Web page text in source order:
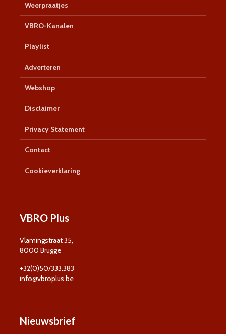
Weerpraatjes
VBRO-Kanalen
Playlist
Adverteren
Webshop
Disclaimer
Privacy Statement
Contact
Cookieverklaring
VBRO Plus
Vlamingstraat 35,
8000 Brugge
+32(0)50/333.383
info@vbroplus.be
Nieuwsbrief